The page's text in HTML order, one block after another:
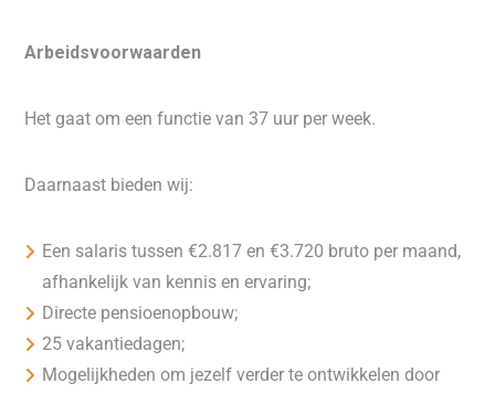
Arbeidsvoorwaarden
Het gaat om een functie van 37 uur per week.
Daarnaast bieden wij:
Een salaris tussen €2.817 en €3.720 bruto per maand,
afhankelijk van kennis en ervaring;
Directe pensioenopbouw;
25 vakantiedagen;
Mogelijkheden om jezelf verder te ontwikkelen door